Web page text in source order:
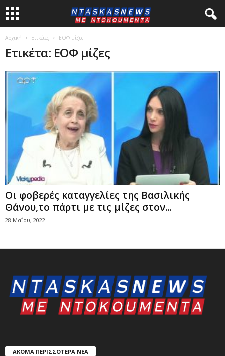
Αρχική Ετικέτες ΕΟΦ μίζες
Ετικέτα: ΕΟΦ μίζες
Oι φοβερές καταγγελίες της Βασιλικής
Θάνου,το πάρτι με τις μίζες στον...
28 Μαΐου, 2022
ΑΚΟΜΑ ΠΕΡΙΣΣΟΤΕΡΑ ΝΕΑ